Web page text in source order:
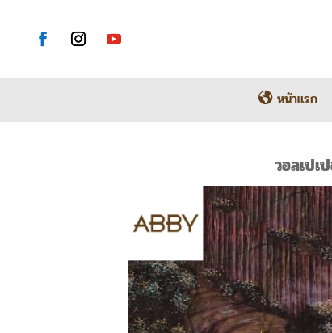
หน้าแรก
วอลเป